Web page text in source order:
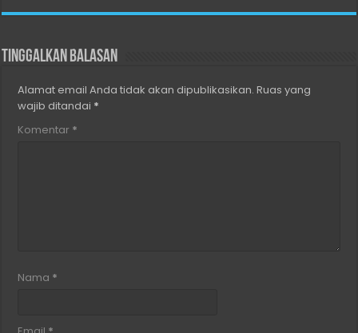
Tinggalkan Balasan
Alamat email Anda tidak akan dipublikasikan. Ruas yang
wajib ditandai *
Komentar *
Nama *